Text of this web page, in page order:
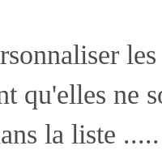
qu'elles ne
la liste .....